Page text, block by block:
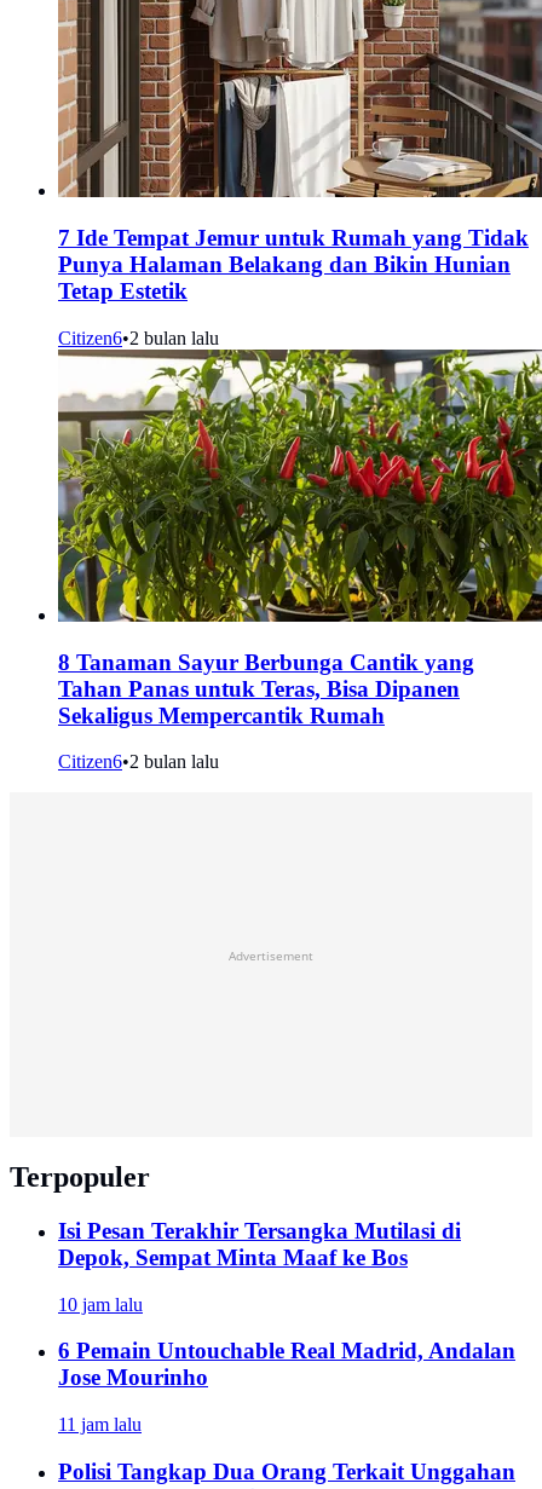
7 Ide Tempat Jemur untuk Rumah yang Tidak
Punya Halaman Belakang dan Bikin Hunian
Tetap Estetik
Citizen6•2 bulan lalu
8 Tanaman Sayur Berbunga Cantik yang
Tahan Panas untuk Teras, Bisa Dipanen
Sekaligus Mempercantik Rumah
Citizen6•2 bulan lalu
Advertisement
Terpopuler
Isi Pesan Terakhir Tersangka Mutilasi di
Depok, Sempat Minta Maaf ke Bos
10 jam lalu
6 Pemain Untouchable Real Madrid, Andalan
Jose Mourinho
11 jam lalu
Polisi Tangkap Dua Orang Terkait Unggahan